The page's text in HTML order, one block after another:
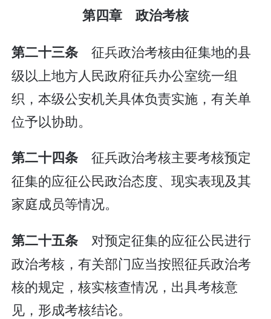
第四章 政治考核
第二十三条 征兵政治考核由征集地的县
级以上地方人民政府征兵办公室统一组
织，本级公安机关具体负责实施，有关单
位予以协助。
第二十四条 征兵政治考核主要考核预定
征集的应征公民政治态度、现实表现及其
家庭成员等情况。
第二十五条 对预定征集的应征公民进行
政治考核，有关部门应当按照征兵政治考
核的规定，核实核查情况，出具考核意
见，形成考核结论。